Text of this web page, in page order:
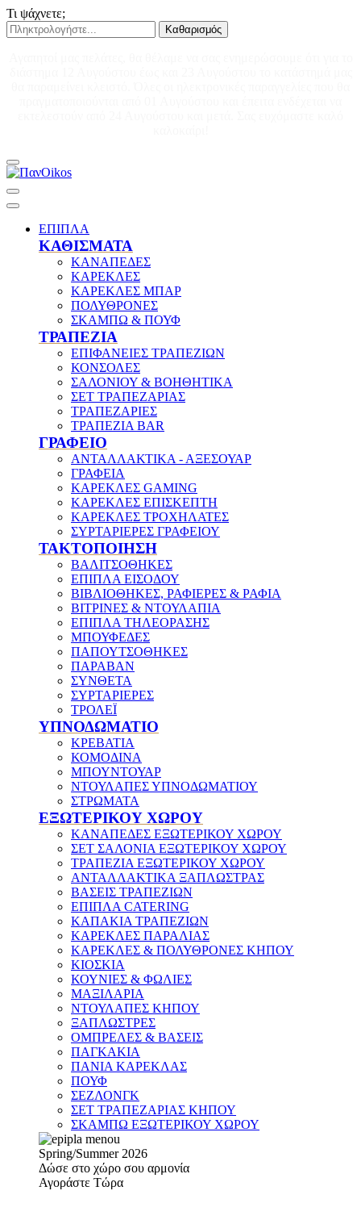
Τι ψάχνετε;
Καθαρισμός
ΕΠΙΠΛΑ
ΚΑΘΙΣΜΑΤΑ
ΚΑΝΑΠΕΔΕΣ
ΚΑΡΕΚΛΕΣ
ΚΑΡΕΚΛΕΣ ΜΠΑΡ
ΠΟΛΥΘΡΟΝΕΣ
ΣΚΑΜΠΩ & ΠΟΥΦ
ΤΡΑΠΕΖΙΑ
ΕΠΙΦΑΝΕΙΕΣ ΤΡΑΠΕΖΙΩΝ
ΚΟΝΣΟΛΕΣ
ΣΑΛΟΝΙΟΥ & ΒΟΗΘΗΤΙΚΑ
ΣΕΤ ΤΡΑΠΕΖΑΡΙΑΣ
ΤΡΑΠΕΖΑΡΙΕΣ
ΤΡΑΠΕΖΙΑ BAR
ΓΡΑΦΕΙΟ
ΑΝΤΑΛΛΑΚΤΙΚΑ - ΑΞΕΣΟΥΑΡ
ΓΡΑΦΕΙΑ
ΚΑΡΕΚΛΕΣ GAMING
ΚΑΡΕΚΛΕΣ ΕΠΙΣΚΕΠΤΗ
ΚΑΡΕΚΛΕΣ ΤΡΟΧΗΛΑΤΕΣ
ΣΥΡΤΑΡΙΕΡΕΣ ΓΡΑΦΕΙΟΥ
ΤΑΚΤΟΠΟΙΗΣΗ
ΒΑΛΙΤΣΟΘΗΚΕΣ
ΕΠΙΠΛΑ ΕΙΣΟΔΟΥ
ΒΙΒΛΙΟΘΗΚΕΣ, ΡΑΦΙΕΡΕΣ & ΡΑΦΙΑ
ΒΙΤΡΙΝΕΣ & ΝΤΟΥΛΑΠΙΑ
ΕΠΙΠΛΑ ΤΗΛΕΟΡΑΣΗΣ
ΜΠΟΥΦΕΔΕΣ
ΠΑΠΟΥΤΣΟΘΗΚΕΣ
ΠΑΡΑΒΑΝ
ΣΥΝΘΕΤΑ
ΣΥΡΤΑΡΙΕΡΕΣ
ΤΡΟΛΕΪ
ΥΠΝΟΔΩΜΑΤΙΟ
ΚΡΕΒΑΤΙΑ
ΚΟΜΟΔΙΝΑ
ΜΠΟΥΝΤΟΥΑΡ
ΝΤΟΥΛΑΠΕΣ ΥΠΝΟΔΩΜΑΤΙΟΥ
ΣΤΡΩΜΑΤΑ
ΕΞΩΤΕΡΙΚΟΥ ΧΩΡΟΥ
ΚΑΝΑΠΕΔΕΣ ΕΞΩΤΕΡΙΚΟΥ ΧΩΡΟΥ
ΣΕΤ ΣΑΛΟΝΙΑ ΕΞΩΤΕΡΙΚΟΥ ΧΩΡΟΥ
ΤΡΑΠΕΖΙΑ ΕΞΩΤΕΡΙΚΟΥ ΧΩΡΟΥ
ΑΝΤΑΛΛΑΚΤΙΚΑ ΞΑΠΛΩΣΤΡΑΣ
ΒΑΣΕΙΣ ΤΡΑΠΕΖΙΩΝ
ΕΠΙΠΛΑ CATERING
ΚΑΠΑΚΙΑ ΤΡΑΠΕΖΙΩΝ
ΚΑΡΕΚΛΕΣ ΠΑΡΑΛΙΑΣ
ΚΑΡΕΚΛΕΣ & ΠΟΛΥΘΡΟΝΕΣ ΚΗΠΟΥ
ΚΙΟΣΚΙΑ
ΚΟΥΝΙΕΣ & ΦΩΛΙΕΣ
ΜΑΞΙΛΑΡΙΑ
ΝΤΟΥΛΑΠΕΣ ΚΗΠΟΥ
ΞΑΠΛΩΣΤΡΕΣ
ΟΜΠΡΕΛΕΣ & ΒΑΣΕΙΣ
ΠΑΓΚΑΚΙΑ
ΠΑΝΙΑ ΚΑΡΕΚΛΑΣ
ΠΟΥΦ
ΣΕΖΛΟΝΓΚ
ΣΕΤ ΤΡΑΠΕΖΑΡΙΑΣ ΚΗΠΟΥ
ΣΚΑΜΠΩ ΕΞΩΤΕΡΙΚΟΥ ΧΩΡΟΥ
Spring/Summer 2026
Δώσε στο χώρο σου αρμονία
Αγοράστε Τώρα